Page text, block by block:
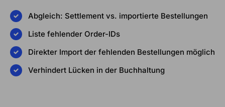
Abgleich: Settlement vs. importierte Bestellungen
Liste fehlender Order-IDs
Direkter Import der fehlenden Bestellungen möglich
Verhindert Lücken in der Buchhaltung